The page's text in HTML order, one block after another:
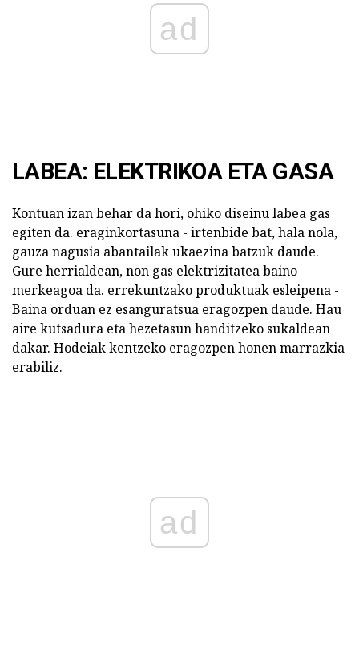
ad
LABEA: ELEKTRIKOA ETA GASA
Kontuan izan behar da hori, ohiko diseinu labea gas
egiten da. eraginkortasuna - irtenbide bat, hala nola,
gauza nagusia abantailak ukaezina batzuk daude.
Gure herrialdean, non gas elektrizitatea baino
merkeagoa da. errekuntzako produktuak esleipena -
Baina orduan ez esanguratsua eragozpen daude. Hau
aire kutsadura eta hezetasun handitzeko sukaldean
dakar. Hodeiak kentzeko eragozpen honen marrazkia
erabiliz.
ad